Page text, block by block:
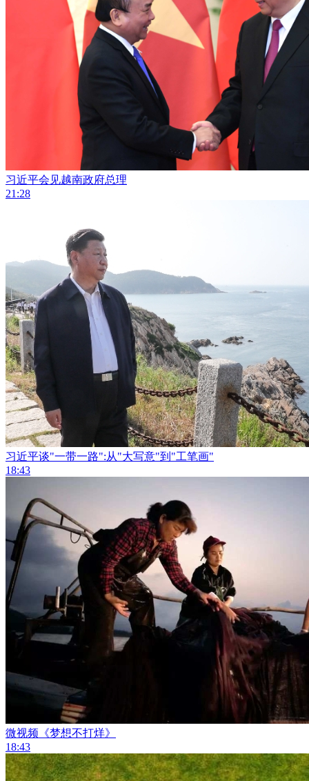
习近平会见越南政府总理
21:28
习近平谈"一带一路":从"大写意"到"工笔画"
18:43
微视频《梦想不打烊》
18:43